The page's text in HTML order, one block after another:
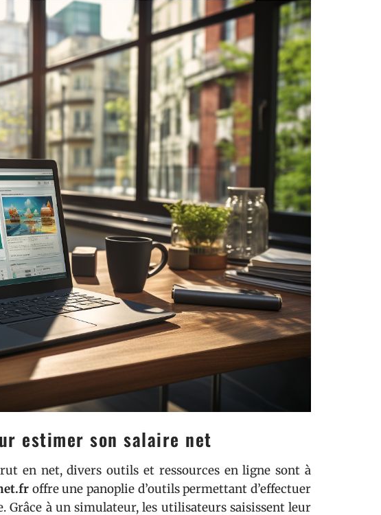
estimer son salaire net
en net, divers outils et ressources en ligne sont à
offre une panoplie d’outils permettant d’effectuer
à un simulateur, les utilisateurs saisissent leur